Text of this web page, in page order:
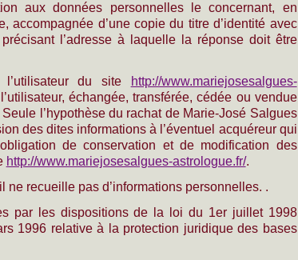
aux données personnelles le concernant, en
accompagnée d’une copie du titre d’identité avec
l’adresse à laquelle la réponse doit être
l’utilisateur du site
http://www.mariejosesalgues-
échangée, transférée, cédée ou vendue
l’hypothèse du rachat de Marie-José Salgues
des dites informations à l’éventuel acquéreur qui
de conservation et de modification des
http://www.mariejosesalgues-astrologue.fr/.
ne recueille pas d’informations personnelles. .
par les dispositions de la loi du 1er juillet 1998
1996 relative à la protection juridique des bases